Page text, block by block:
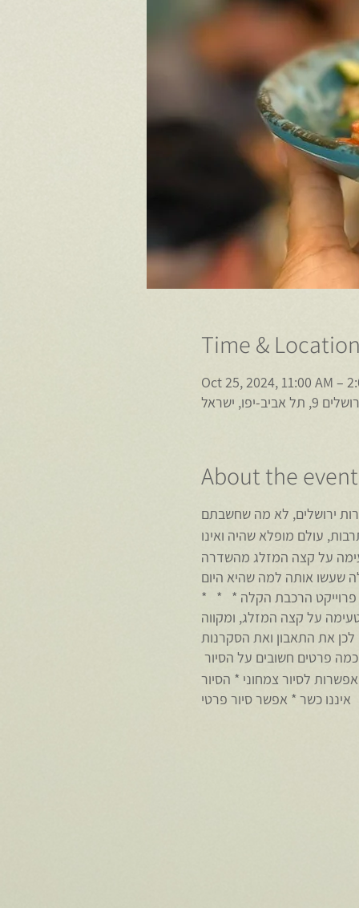
Time &
Oct 25, 2024, 11:00 AM –
יפו, ישראל
About the event
על קצה המזלג מהשדרה
* * * אני לוקחת אתכן איתי 100 שנים אחורה בזמן, לימים אחרים, לטעמים ולריחות ששזורים פה ביסודות. פרוייקט הרכבת הקלה
על קצה המזלג, ומקווה
הסיור
ארוחת צהריים * אפשרות לסיור צמחוני * הסיור
איננו כשר * אפשר סיור פרטי